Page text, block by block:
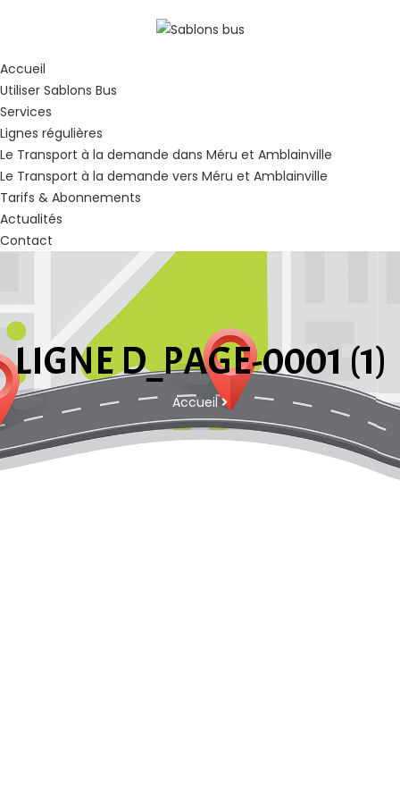
Accueil
Utiliser Sablons Bus
Services
Lignes régulières
Le Transport à la demande dans Méru et Amblainville
Le Transport à la demande vers Méru et Amblainville
Tarifs & Abonnements
Actualités
Contact
LIGNE D_PAGE-0001 (1)
Accueil